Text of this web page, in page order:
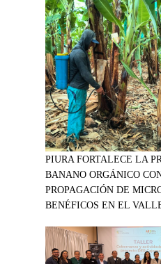
PIURA FORTALECE LA
BANANO ORGÁNICO
PROPAGACIÓN DE
BENÉFICOS EN EL